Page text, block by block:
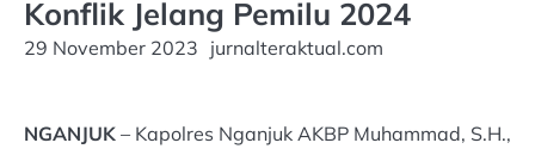
Konflik Jelang Pemilu 2024
29 November 2023 jurnalteraktual.com
NGANJUK – Kapolres Nganjuk AKBP Muhammad, S.H.,